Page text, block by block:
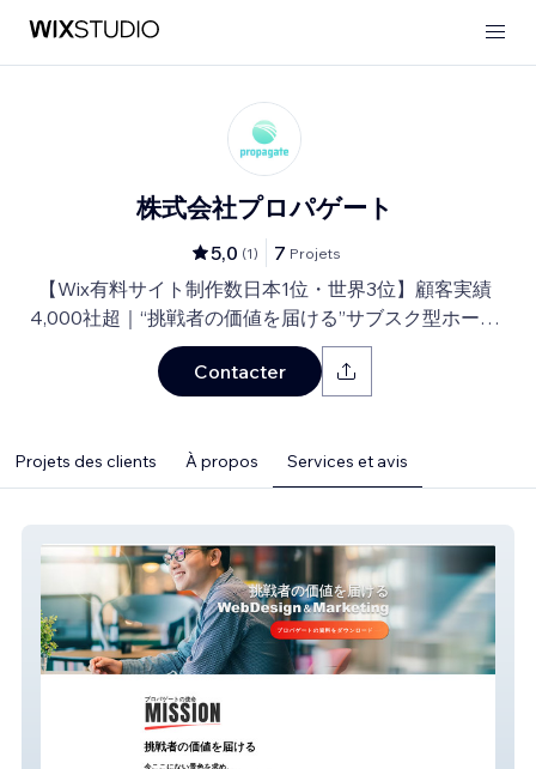
株式会社プロパゲート
5,0 (1) 7 Projets
【Wix有料サイト制作数日本1位・世界3位】顧客実績
4,000社超｜“挑戦者の価値を届ける”サブスク型ホーム
ページ制作＆運用代行
Contacter
Projets des clients À propos Services et avis